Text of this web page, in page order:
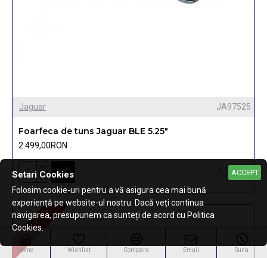
Jaguar JA97525
Foarfeca de tuns Jaguar BLE 5.25"
2.499,00RON
LIPSA STOC
LIPSA STOC
Home Wishlist Compara Email Suna
ACCEPT
Setari Cookies
Folosim cookie-uri pentru a vă asigura cea mai bună
experiență pe website-ul nostru. Dacă veți continua
navigarea, presupunem ca sunteți de acord cu Politica
Cookies.